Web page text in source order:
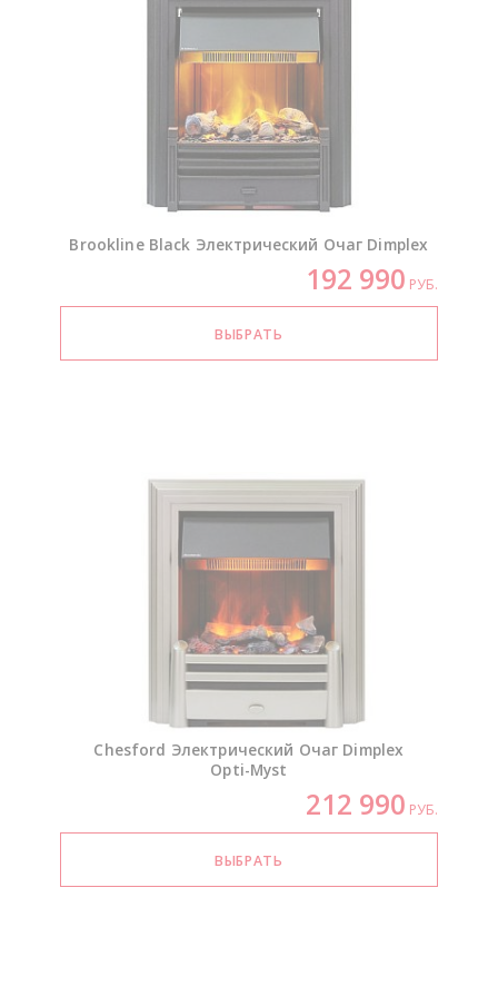
Brookline Black Электрический Очаг Dimplex
192 990 РУБ.
Chesford Электрический Очаг Dimplex
Opti-Myst
212 990 РУБ.